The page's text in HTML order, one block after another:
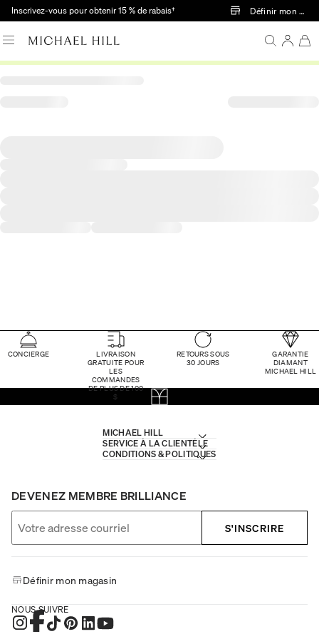
Passer au contenu principal
Inscrivez-vous pour obtenir 15 % de rabais† Définir mon
CONCIERGE
LIVRAISON
GRATUITE POUR
LES
COMMANDES
DE PLUS DE 100
$
RETOURS SOUS
30 JOURS
GARANTIE
DIAMANT
MICHAEL HILL
MICHAEL HILL
SERVICE À LA CLIENTÈLE
CONDITIONS & POLITIQUES
DEVENEZ MEMBRE BRILLIANCE
S'INSCRIRE
Définir mon magasin
NOUS SUIVRE